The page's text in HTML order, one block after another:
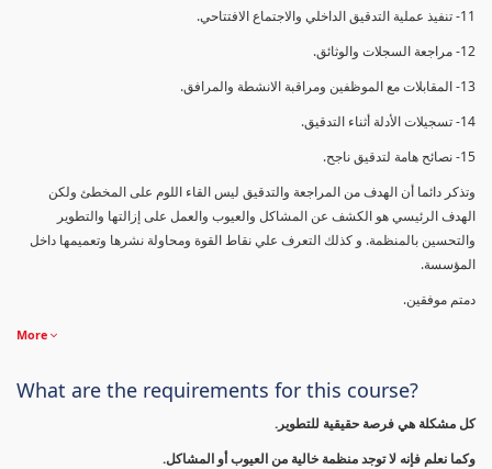
11- تنفيذ عملية التدقيق الداخلي والاجتماع الافتتاحي.
12- مراجعة السجلات والوثائق.
13- المقابلات مع الموظفين ومراقبة الانشطة والمرافق.
14- تسجيلات الأدلة أثناء التدقيق.
15- نصائح هامة لتدقيق ناجح.
وتذكر دائما أن الهدف من المراجعة والتدقيق ليس القاء اللوم على المخطئ ولكن
الهدف الرئيسي هو الكشف عن المشاكل والعيوب والعمل على إزالتها والتطوير
والتحسين بالمنظمة. و كذلك التعرف علي نقاط القوة ومحاولة نشرها وتعميمها داخل
المؤسسة.
دمتم موفقين.
More
What are the requirements for this course?
كل مشكلة هي فرصة حقيقية للتطوير.
وكما نعلم فإنه لا توجد منظمة خالية من العيوب أو المشاكل.